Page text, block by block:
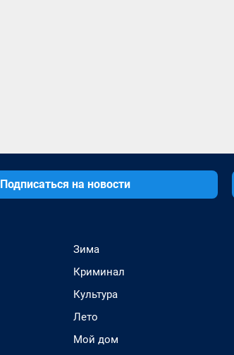
Подписаться на новости
Зима
Криминал
Культура
Лето
Мой дом